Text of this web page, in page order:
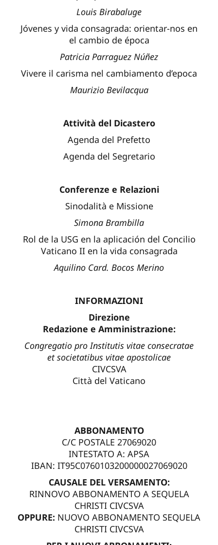
Louis Birabaluge
Jóvenes y vida consagrada: orientar-nos en
el cambio de época
Patricia Parraguez Núñez
Vivere il carisma nel cambiamento d’epoca
Maurizio Bevilacqua
Attività del Dicastero
Agenda del Prefetto
Agenda del Segretario
Conferenze e Relazioni
Sinodalità e Missione
Simona Brambilla
Rol de la USG en la aplicación del Concilio
Vaticano II en la vida consagrada
Aquilino Card. Bocos Merino
INFORMAZIONI
Direzione
Redazione e Amministrazione:
Congregatio pro Institutis vitae consecratae
et societatibus vitae apostolicae
CIVCSVA
Città del Vaticano
ABBONAMENTO
C/C POSTALE 27069020
INTESTATO A: APSA
IBAN: IT95C0760103200000027069020
CAUSALE DEL VERSAMENTO:
RINNOVO ABBONAMENTO A SEQUELA
CHRISTI CIVCSVA
OPPURE: NUOVO ABBONAMENTO SEQUELA
CHRISTI CIVCSVA